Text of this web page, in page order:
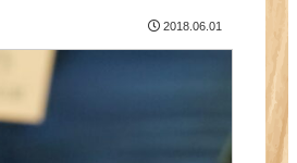
2018.06.01